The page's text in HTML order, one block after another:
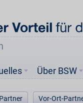
Über BSW
Vor-Ort-